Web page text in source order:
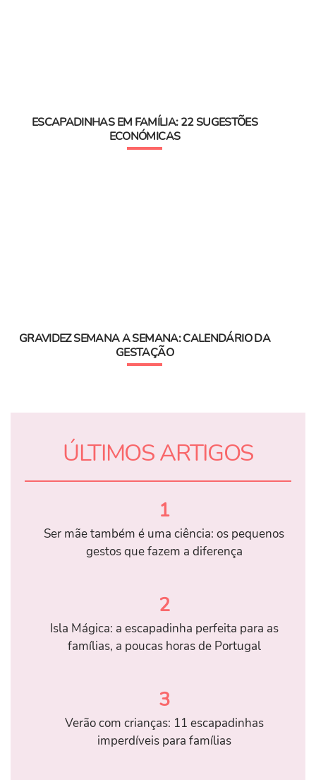
ESCAPADINHAS EM FAMÍLIA: 22 SUGESTÕES
ECONÓMICAS
GRAVIDEZ SEMANA A SEMANA: CALENDÁRIO DA
GESTAÇÃO
ÚLTIMOS ARTIGOS
1
Ser mãe também é uma ciência: os pequenos
gestos que fazem a diferença
2
Isla Mágica: a escapadinha perfeita para as
famílias, a poucas horas de Portugal
3
Verão com crianças: 11 escapadinhas
imperdíveis para famílias